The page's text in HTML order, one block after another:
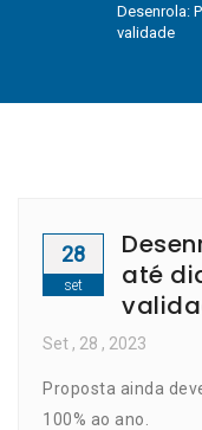
Desenrola:
validade
28
set
até
Set , 28 , 2023
Proposta ainda
100% ao ano.